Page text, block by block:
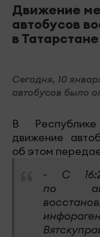
Движение
автобусов
в Татарстане
Сегодня, 10
автобусов было
В
движение
об этом
- С
по